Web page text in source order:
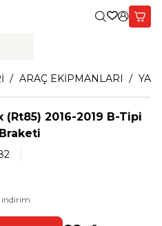
Giriş Yap,
ARAÇ EKİPMANLARI
2016-2019 B-Tipi
indirim